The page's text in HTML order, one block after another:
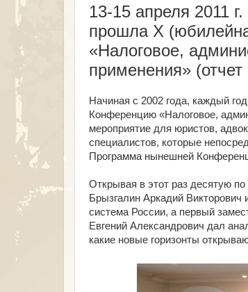
13-15 апреля 2011
прошла X
«Налоговое,
применения»
Начиная с 2002 года, каждый
Конференцию «Налоговое,
мероприятие для юристов,
специалистов, которые
Программа нынешней
Открывая в этот раз десятую
Брызгалин Аркадий Викторович
система России, а первый
Евгений Александрович дал
какие новые горизонты